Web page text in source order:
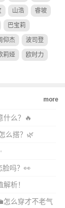
山浩 睿坡
巴宝莉
仰杰 波司登
莉娅 欧时力
more
什么？🔥
么搭？🌿
脸吗？👀
析！
怎么穿才不老气